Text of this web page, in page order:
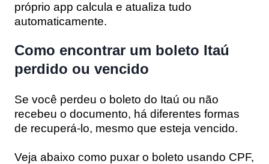
próprio app calcula e atualiza tudo
automaticamente.
Como encontrar um boleto Itaú
perdido ou vencido
Se você perdeu o boleto do Itaú ou não
recebeu o documento, há diferentes formas
de recuperá-lo, mesmo que esteja vencido.
Veja abaixo como puxar o boleto usando CPF,